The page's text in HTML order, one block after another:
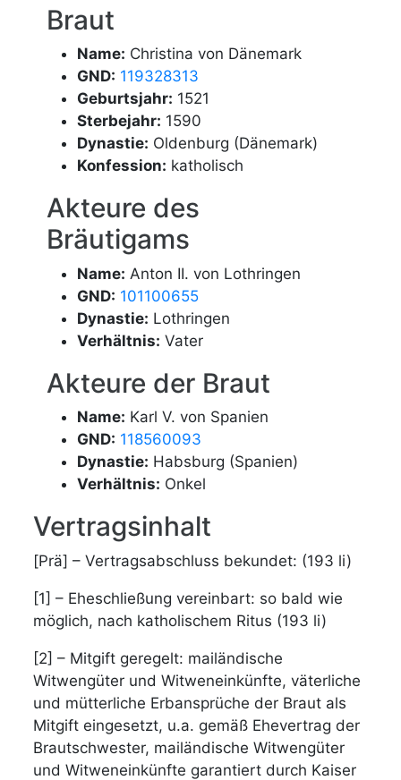
Braut
Name: Christina von Dänemark
GND: 119328313
Geburtsjahr: 1521
Sterbejahr: 1590
Dynastie: Oldenburg (Dänemark)
Konfession: katholisch
Akteure des
Bräutigams
Name: Anton II. von Lothringen
GND: 101100655
Dynastie: Lothringen
Verhältnis: Vater
Akteure der Braut
Name: Karl V. von Spanien
GND: 118560093
Dynastie: Habsburg (Spanien)
Verhältnis: Onkel
Vertragsinhalt
[Prä] – Vertragsabschluss bekundet: (193 li)
[1] – Eheschließung vereinbart: so bald wie
möglich, nach katholischem Ritus (193 li)
[2] – Mitgift geregelt: mailändische
Witwengüter und Witweneinkünfte, väterliche
und mütterliche Erbansprüche der Braut als
Mitgift eingesetzt, u.a. gemäß Ehevertrag der
Brautschwester, mailändische Witwengüter
und Witweneinkünfte garantiert durch Kaiser